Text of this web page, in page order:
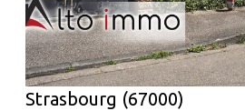
Strasbourg (67000)